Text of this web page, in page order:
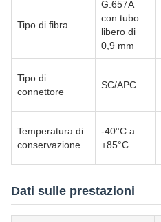
Tipo di fibra
G.657A
con tubo
libero di
0,9 mm
Tipo di
connettore
SC/APC
Temperatura di
conservazione
-40°C a
+85°C
Dati sulle prestazioni